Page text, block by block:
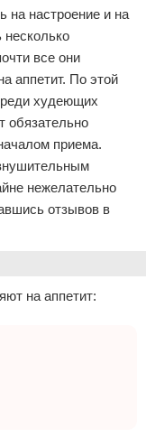
на настроение и на
несколько
все они
аппетит. По этой
худеющих
обязательно
приема.
нежелательно
отзывов в
на аппетит: